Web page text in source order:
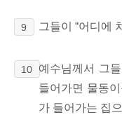
9 그들이 “어디에
10
예수님께서 그
들어가면 물동
가 들어가는 집